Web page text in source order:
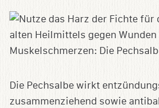
Die Pechsalbe wirkt
zusammenziehend sowie